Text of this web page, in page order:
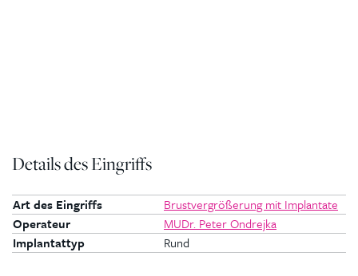
Details des Eingriffs
Art des Eingriffs
Brustvergrößerung mit Implantate
Operateur
MUDr. Peter Ondrejka
Implantattyp
Rund